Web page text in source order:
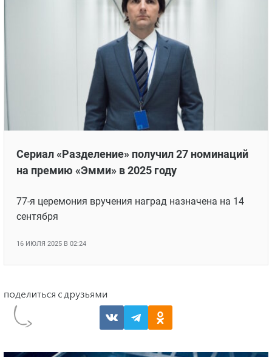
«Эмми-2025»: Список всех победителей
премии в 2025 году
В Лос-Анджелесе назвали победителей 77-ой
премии «Эмми»
15 СЕНТЯБРЯ 2025 В 11:06